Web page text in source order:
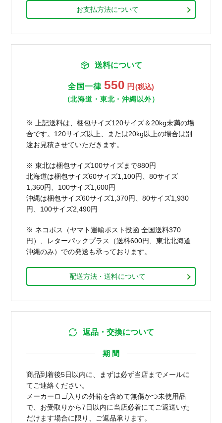
お支払方法について
送料について
全国一律 550 円 (税込)
（北海道・東北・沖縄以外）
※ 上記送料は、梱包サイズ120サイズ＆20kg未満の場
合です。120サイズ以上、または20kg以上の場合は別
途お見積させていただきます。
※ 東北は梱包サイズ100サイズまで880円
北海道は梱包サイズ60サイズ1,100円、80サイズ
1,360円、100サイズ1,600円
沖縄は梱包サイズ60サイズ1,370円、80サイズ1,930
円、100サイズ2,490円
※ ネコポス（ヤマト運輸ポスト投函 全国送料370
円）、レターパックプラス（送料600円、東北北海道
沖縄のみ）での発送も承っております。
配送方法・送料について
返品・交換について
期 間
商品到着後5日以内に、まずは必ず当店までメールに
てご連絡ください。
メーカーロゴ入りの外箱を含めて無傷かつ未使用品
で、お受取りから7日以内に当店必着にてご返送いた
だけます場合に限り、ご返品承ります。